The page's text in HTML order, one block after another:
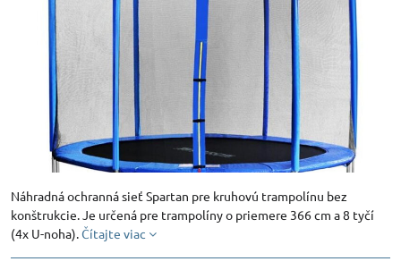
Náhradná ochranná sieť Spartan pre kruhovú trampolínu bez
konštrukcie. Je určená pre trampolíny o priemere 366 cm a 8 tyčí
(4x U-noha). Čítajte viac